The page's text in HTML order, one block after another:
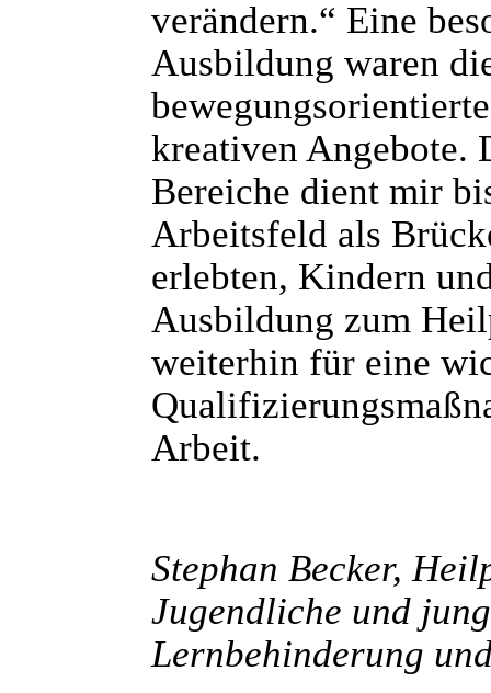
verändern.“ Eine
Ausbildung waren
kreativen Angebote.
Bereiche dient mir
Arbeitsfeld als
erlebten, Kindern
Ausbildung zum
weiterhin für eine
Arbeit.
Stephan Becker,
Jugendliche und
Lernbehinderung